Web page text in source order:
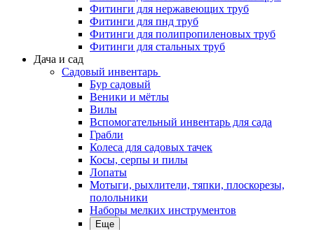
Фитинги для нержавеющих труб
Фитинги для пнд труб
Фитинги для полипропиленовых труб
Фитинги для стальных труб
Дача и сад
Садовый инвентарь
Бур садовый
Веники и мётлы
Вилы
Вспомогательный инвентарь для сада
Грабли
Колеса для садовых тачек
Косы, серпы и пилы
Лопаты
Мотыги, рыхлители, тяпки, плоскорезы,
полольники
Наборы мелких инструментов
Еще